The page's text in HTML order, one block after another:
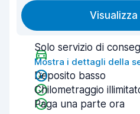
Solo servizio di
Mostra i dettagli della
Deposito basso
Chilometraggio
Paga una parte ora